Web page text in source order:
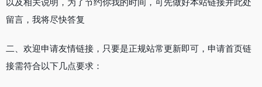
留言，我将尽快答复
二、欢迎申请友情链接，只要是正规站常更新即可，申请首页链
接需符合以下几点要求：